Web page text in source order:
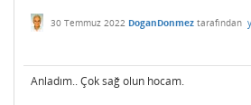
30 Temmuz 2022 DoganDonmez tarafından
Anladım.. Çok sağ olun hocam.